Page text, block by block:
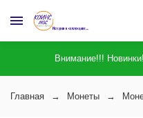
Внимание!!!
Главная Монеты